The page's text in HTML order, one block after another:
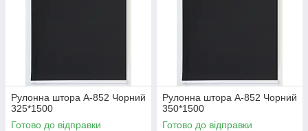
Рулонна штора А-852 Чорний
325*1500
Готово до відправки
Рулонна штора А-852 Чорний
350*1500
Готово до відправки